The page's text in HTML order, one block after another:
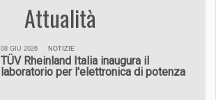
Attualità
08 GIU 2026 NOTIZIE
TÜV Rheinland Italia inaugura il
laboratorio per l'elettronica di potenza